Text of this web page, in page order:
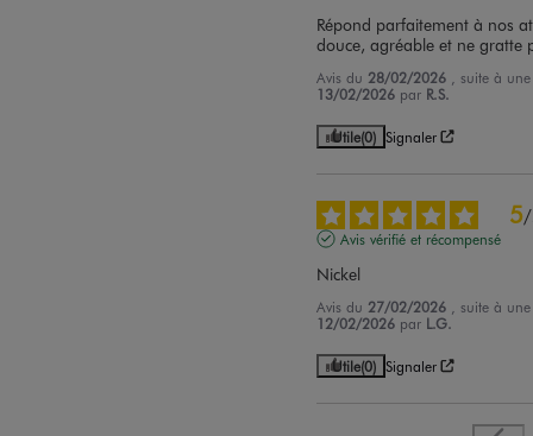
Répond parfaitement à nos
douce, agréable et ne gratte
Avis du 28/02/2026 , suite à
13/02/2026 par R.S.
Utile(0) Signaler
5/
Avis vérifié et récompensé
Nickel
Avis du 27/02/2026 , suite à
12/02/2026 par L.G.
Utile(0) Signaler